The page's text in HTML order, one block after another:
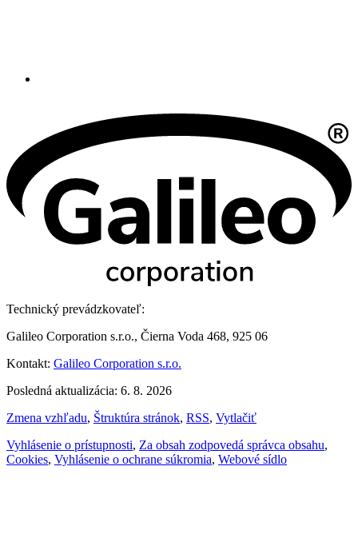
Technický prevádzkovateľ:
Galileo Corporation s.r.o., Čierna Voda 468, 925 06
Kontakt: Galileo Corporation s.r.o.
Posledná aktualizácia: 6. 8. 2026
Zmena vzhľadu, Štruktúra stránok, RSS, Vytlačiť
Vyhlásenie o prístupnosti, Za obsah zodpovedá správca obsahu,
Cookies, Vyhlásenie o ochrane súkromia, Webové sídlo